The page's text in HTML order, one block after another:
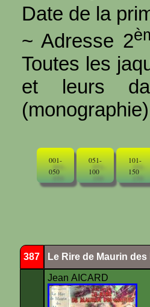
Date de la
~ Adresse 2
Toutes les
et leurs
001-
050
051-
100
101-
150
387 Le Rire de Maurin des
Jean AICARD